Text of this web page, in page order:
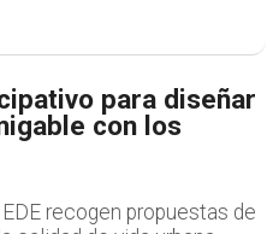
para diseñar
con los
recogen propuestas de